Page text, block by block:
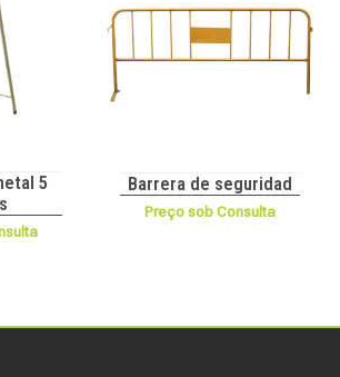
5
Barrera de seguridad
Preço sob Consulta